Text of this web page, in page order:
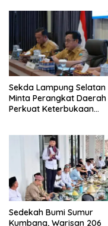
Sekda Lampung Selatan
Minta Perangkat Daerah
Perkuat Keterbukaan
Sedekah Bumi Sumur
Kumbang, Warisan 206